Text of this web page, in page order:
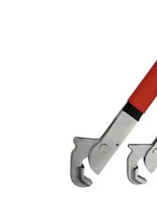
CONTACTER
NOUVELLES